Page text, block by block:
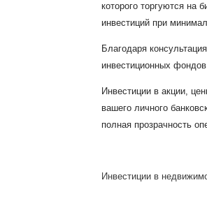
которого торгуются на
инвестиций при
Благодаря
инвестиционных
Инвестиции в акции,
вашего личного
полная прозрачность
Инвестиции в